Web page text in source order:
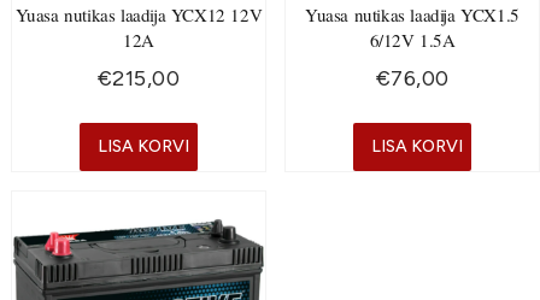
Yuasa nutikas laadija YCX12 12V
12A
€215,00
LISA KORVI
Yuasa nutikas laadija YCX1.5
6/12V 1.5A
€76,00
LISA KORVI